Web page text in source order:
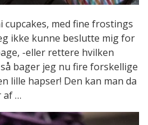
cupcakes, med fine frostings
ikke kunne beslutte mig for
-eller rettere hvilken
bager jeg nu fire forskellige
lille hapser! Den kan man da
af …